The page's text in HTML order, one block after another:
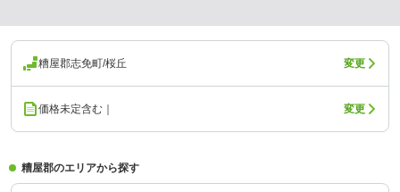
糟屋郡志免町/桜丘 変更
価格未定含む｜ 変更
糟屋郡のエリアから探す